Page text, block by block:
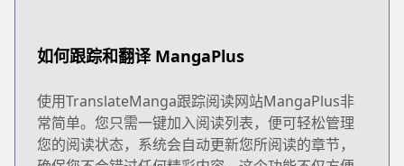
如何跟踪和翻译 MangaPlus
使用TranslateManga跟踪阅读网站MangaPlus非
常简单。您只需一键加入阅读列表，便可轻松管理
您的阅读状态，系统会自动更新您所阅读的章节，